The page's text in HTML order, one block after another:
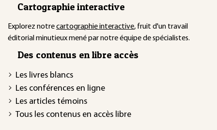
Cartographie interactive
Explorez notrecartographie interactive, fruit d'un travail
éditorial minutieux mené par notre équipe de spécialistes.
Des contenus en libre accès
Les livres blancs
Les conférences en ligne
Les articles témoins
Tous les contenus en accès libre